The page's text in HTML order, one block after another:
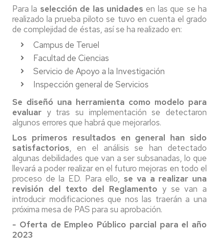
Para la selección de las unidades en las que se ha
realizado la prueba piloto se tuvo en cuenta el grado
de complejidad de éstas, así se ha realizado en:
Campus de Teruel
Facultad de Ciencias
Servicio de Apoyo a la Investigación
Inspección general de Servicios
Se diseñó una herramienta como modelo para
evaluar y tras su implementación se detectaron
algunos errores que habrá que mejorarlos.
Los primeros resultados en general han sido
satisfactorios, en el análisis se han detectado
algunas debilidades que van a ser subsanadas, lo que
llevará a poder realizar en el futuro mejoras en todo el
proceso de la ED. Para ello, se va a realizar una
revisión del texto del Reglamento y se van a
introducir modificaciones que nos las traerán a una
próxima mesa de PAS para su aprobación.
- Oferta de Empleo Público parcial para el año
2023